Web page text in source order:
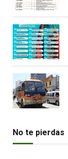
No te pierdas